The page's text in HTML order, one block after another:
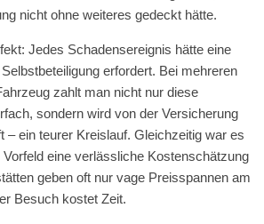
nicht ohne weiteres gedeckt hätte.
Jedes Schadensereignis hätte eine
erfordert. Bei mehreren
zahlt man nicht nur diese
sondern wird von der Versicherung
– ein teurer Kreislauf. Gleichzeitig war es
eine verlässliche Kostenschätzung
geben oft nur vage Preisspannen am
Besuch kostet Zeit.